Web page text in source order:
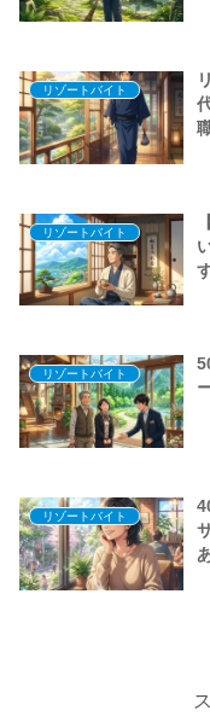
リゾートバイト
リゾートバイト
リゾートバイト
リゾートバイト